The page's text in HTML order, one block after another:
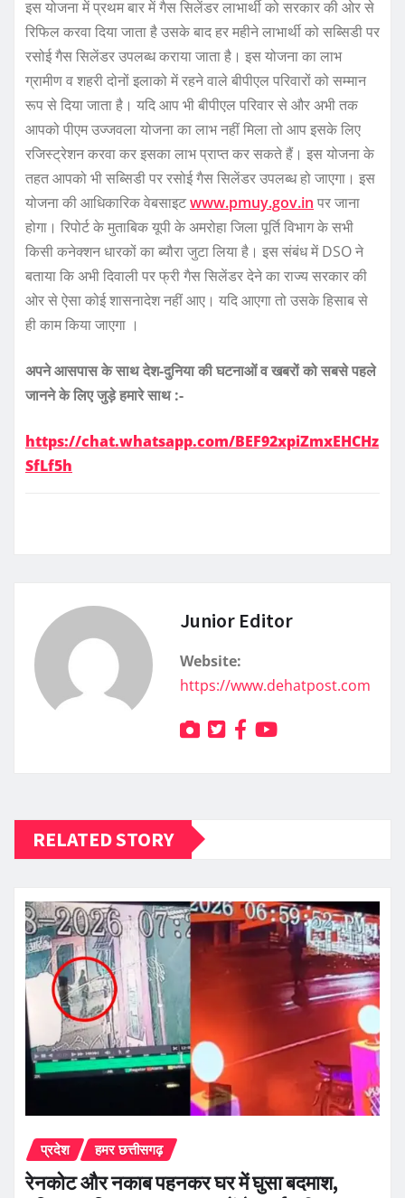
इस योजना में प्रथम बार में गैस सिलेंडर लाभार्थी को सरकार की ओर से
रिफिल करवा दिया जाता है उसके बाद हर महीने लाभार्थी को सब्सिडी पर
रसोई गैस सिलेंडर उपलब्ध कराया जाता है। इस योजना का लाभ
ग्रामीण व शहरी दोनों इलाको में रहने वाले बीपीएल परिवारों को सम्मान
रूप से दिया जाता है। यदि आप भी बीपीएल परिवार से और अभी तक
आपको पीएम उज्जवला योजना का लाभ नहीं मिला तो आप इसके लिए
रजिस्ट्रेशन करवा कर इसका लाभ प्राप्त कर सकते हैं। इस योजना के
तहत आपको भी सब्सिडी पर रसोई गैस सिलेंडर उपलब्ध हो जाएगा। इस
योजना की आधिकारिक वेबसाइटwww.pmuy.gov.in पर जाना
होगा। रिपोर्ट के मुताबिक यूपी के अमरोहा जिला पूर्ति विभाग के सभी
किसी कनेक्शन धारकों का ब्यौरा जुटा लिया है। इस संबंध में DSO ने
बताया कि अभी दिवाली पर फ्री गैस सिलेंडर देने का राज्य सरकार की
ओर से ऐसा कोई शासनादेश नहीं आए। यदि आएगा तो उसके हिसाब से
ही काम किया जाएगा ।
अपने आसपास के साथ देश-दुनिया की घटनाओं व खबरों को सबसे पहले
जानने के लिए जुड़े हमारे साथ :-
https://chat.whatsapp.com/BEF92xpiZmxEHCHz
SfLf5h
Junior Editor
Website:
https://www.dehatpost.com
RELATED STORY
प्रदेश हमर छत्तीसगढ़
रेनकोट और नकाब पहनकर घर में घुसा बदमाश,